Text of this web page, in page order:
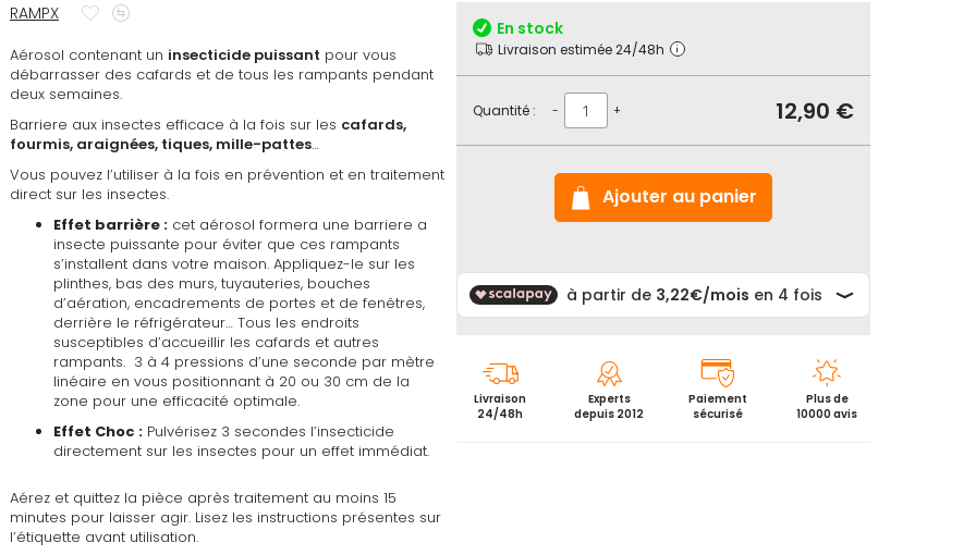
RAMPX
Ajouter
mes
favoris
comparateur
Aérosol contenant un insecticide puissant pour vous
débarrasser des cafards et de tous les rampants pendant
deux semaines.
Barriere aux insectes efficace à la fois sur les cafards,
fourmis, araignées, tiques, mille-pattes…
Vous pouvez l’utiliser à la fois en prévention et en traitement
direct sur les insectes.
Effet barrière : cet aérosol formera une barriere a
insecte puissante pour éviter que ces rampants
s’installent dans votre maison. Appliquez-le sur les
plinthes, bas des murs, tuyauteries, bouches
d’aération, encadrements de portes et de fenêtres,
derrière le réfrigérateur… Tous les endroits
susceptibles d’accueillir les cafards et autres
rampants. 3 à 4 pressions d’une seconde par mètre
linéaire en vous positionnant à 20 ou 30 cm de la
zone pour une efficacité optimale.
Effet Choc : Pulvérisez 3 secondes l’insecticide
directement sur les insectes pour un effet immédiat.
Aérez et quittez la pièce après traitement au moins 15
minutes pour laisser agir. Lisez les instructions présentes sur
l’étiquette avant utilisation.
En stock
Livraison estimée 24/48h
Quantité : - + 12,90 €
Ajouter au panier
Livraison
24/48h
Experts
depuis 2012
Paiement
sécurisé
Plus de
10000 avis